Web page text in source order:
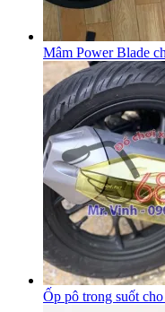
Mâm Power Blade
Ốp pô trong suốt